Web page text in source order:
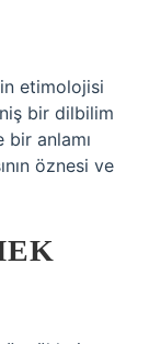
etimolojisi
bir dilbilim
bir anlamı
öznesi ve